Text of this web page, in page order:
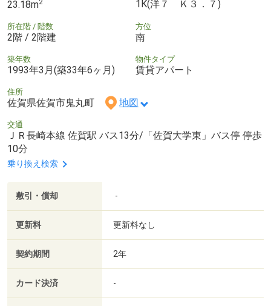
23.18m2 1K(洋７ Ｋ３．７)
所在階 / 階数
2階 / 2階建
方位
南
築年数
1993年3月(築33年6ヶ月)
物件タイプ
賃貸アパート
住所
佐賀県佐賀市鬼丸町 地図
交通
ＪＲ長崎本線 佐賀駅 バス13分/「佐賀大学東」バス停 停歩
10分
乗り換え検索
敷引・償却 -
更新料 更新料なし
契約期間 2年
カード決済 -